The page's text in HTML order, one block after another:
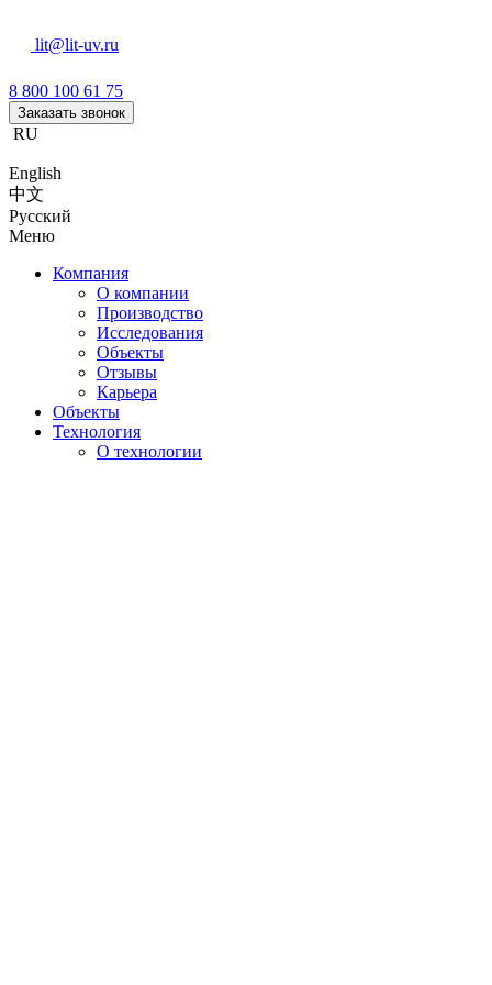
lit@lit-uv.ru
8 800 100 61 75
Заказать звонок
RU
English
中文
Русский
Меню
Компания
О компании
Производство
Исследования
Объекты
Отзывы
Карьера
Объекты
Технология
О технологии